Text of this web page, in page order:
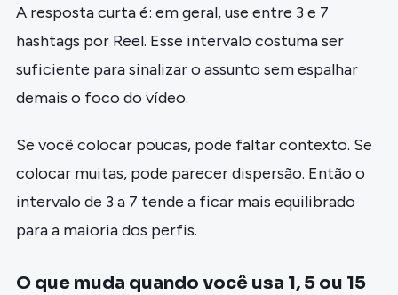
A resposta curta é: em geral, use entre 3 e 7
hashtags por Reel. Esse intervalo costuma ser
suficiente para sinalizar o assunto sem espalhar
demais o foco do vídeo.
Se você colocar poucas, pode faltar contexto. Se
colocar muitas, pode parecer dispersão. Então o
intervalo de 3 a 7 tende a ficar mais equilibrado
para a maioria dos perfis.
O que muda quando você usa 1, 5 ou 15